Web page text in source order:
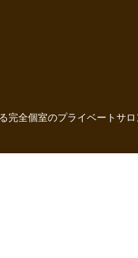
全個室のプライベートサロ